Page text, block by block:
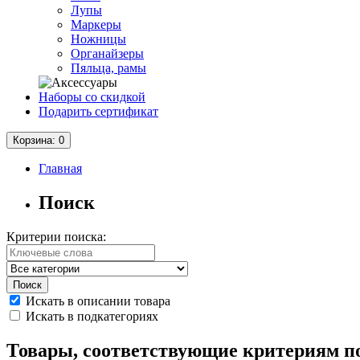
Лупы
Маркеры
Ножницы
Органайзеры
Пяльца, рамы
Наборы со скидкой
Подарить сертификат
Корзина: 0
Главная
Поиск
Критерии поиска:
Искать в описании товара
Искать в подкатегориях
Товары, соответствующие критериям